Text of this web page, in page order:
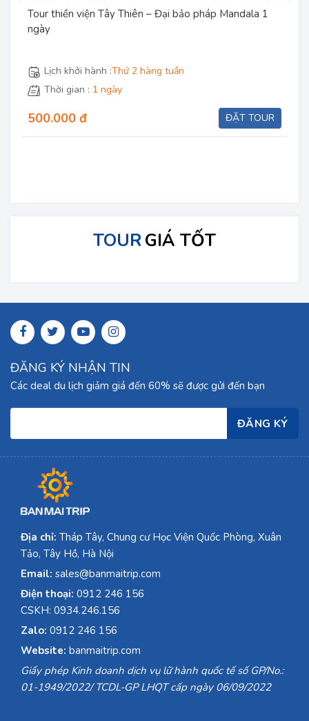
Tour thiền viện Tây Thiên – Đại bảo pháp Mandala 1
ngày
Lịch khởi hành :Thứ 2 hàng tuần
Thời gian : 1 ngày
500.000 đ ĐẶT TOUR
TOUR GIÁ TỐT
ĐĂNG KÝ NHẬN TIN
Các deal du lịch giảm giá đến 60% sẽ được gửi đến bạn
Địa chỉ: Tháp Tây, Chung cư Học Viện Quốc Phòng, Xuân
Tảo, Tây Hồ, Hà Nội
Email: sales@banmaitrip.com
Điện thoại: 0912 246 156
CSKH: 0934.246.156
Zalo: 0912 246 156
Website: banmaitrip.com
Giấy phép Kinh doanh dịch vụ lữ hành quốc tế số GP/No.:
01-1949/2022/ TCDL-GP LHQT cấp ngày 06/09/2022